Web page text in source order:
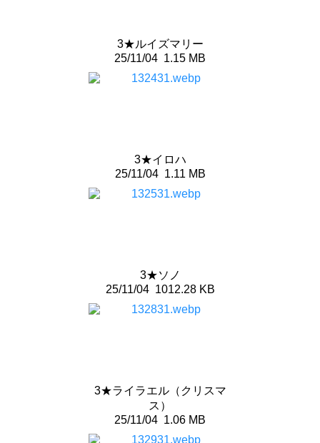
3★ルイズマリー
25/11/04 1.15 MB
3★イロハ
25/11/041.11 MB
3★ソノ
25/11/041012.28 KB
3★ライラエル（クリスマ
ス）
25/11/04 1.06 MB